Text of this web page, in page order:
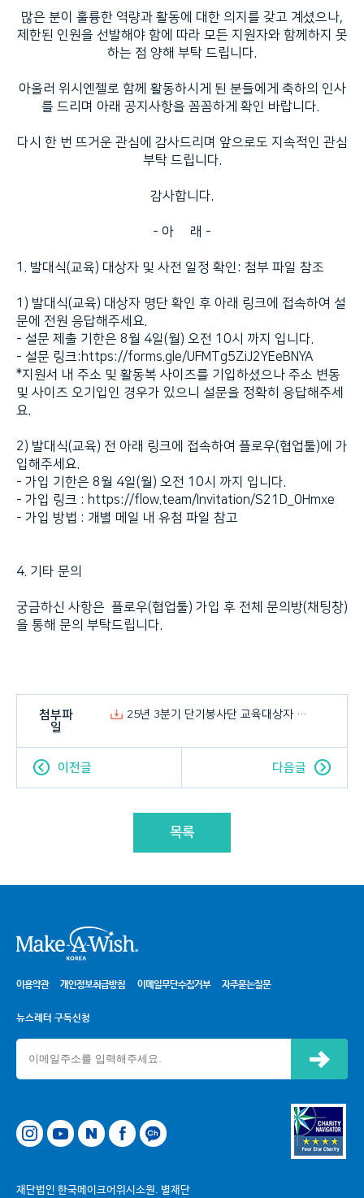
많은 분이 훌륭한 역량과 활동에 대한 의지를 갖고 계셨으나,
제한된 인원을 선발해야 함에 따라 모든 지원자와 함께하지 못
하는 점 양해 부탁 드립니다.
아울러 위시엔젤로 함께 활동하시게 된 분들에게 축하의 인사
를 드리며 아래 공지사항을 꼼꼼하게 확인 바랍니다.
다시 한 번 뜨거운 관심에 감사드리며 앞으로도 지속적인 관심
부탁 드립니다.
감사합니다.
- 아 래 -
1. 발대식(교육) 대상자 및 사전 일정 확인: 첨부 파일 참조
1) 발대식(교육) 대상자 명단 확인 후 아래 링크에 접속하여 설
문에 전원 응답해주세요.
- 설문 제출 기한은 8월 4일(월) 오전 10시 까지 입니다.
- 설문 링크: https://forms.gle/UFMTg5ZiJ2YEeBNYA
*지원서 내 주소 및 활동복 사이즈를 기입하셨으나 주소 변동
및 사이즈 오기입인 경우가 있으니 설문을 정확히 응답해주세
요.
2) 발대식(교육) 전 아래 링크에 접속하여 플로우(협업툴)에 가
입해주세요.
- 가입 기한은 8월 4일(월) 오전 10시 까지 입니다.
- 가입 링크 : https://flow.team/Invitation/S21D_0Hmxe
- 가입 방법 : 개별 메일 내 유첨 파일 참고
4. 기타 문의
궁금하신 사항은 플로우(협업툴) 가입 후 전체 문의방(채팅창)
을 통해 문의 부탁드립니다.
첨부파
일
25년 3분기 단기봉사단 교육대상자 발표.pdf
이전글 다음글
목록
이용약관 개인정보취급방침 이메일무단수집거부 자주묻는질문
뉴스레터 구독신청
이버페이스북카카오톡 채널
재단법인 한국메이크어위시소원. 별재단